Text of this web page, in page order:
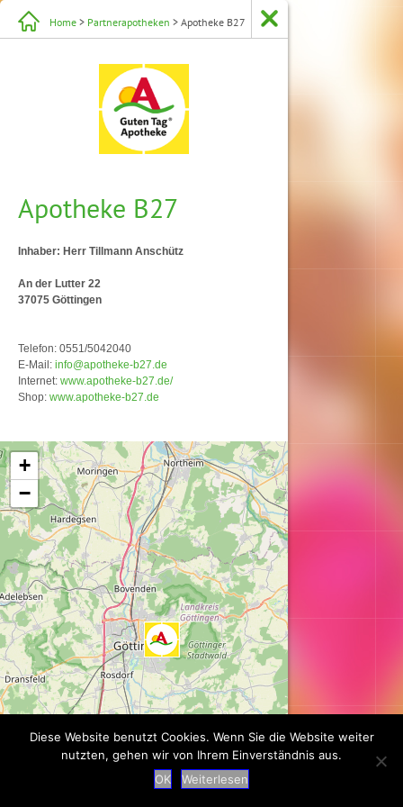
Home > Partnerapotheken > Apotheke B27
Apotheke B27
Inhaber: Herr Tillmann Anschütz
An der Lutter 22
37075 Göttingen
Telefon: 0551/5042040
E-Mail: info@apotheke-b27.de
Internet: www.apotheke-b27.de/
Shop: www.apotheke-b27.de
Karte wird geladen...
+
−
Diese Website benutzt Cookies. Wenn Sie die Website weiter
nutzten, gehen wir von Ihrem Einverständnis aus.
OK
Weiterlesen